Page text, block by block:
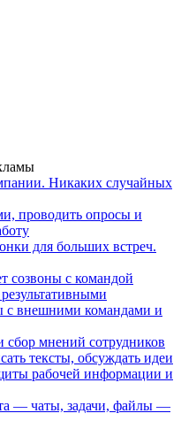
Никаких случайных
проводить опросы и
для больших встреч.
созвоны с командой
с внешними командами и
сбор мнений сотрудников
тексты, обсуждать идеи
рабочей информации и
— чаты, задачи, файлы —